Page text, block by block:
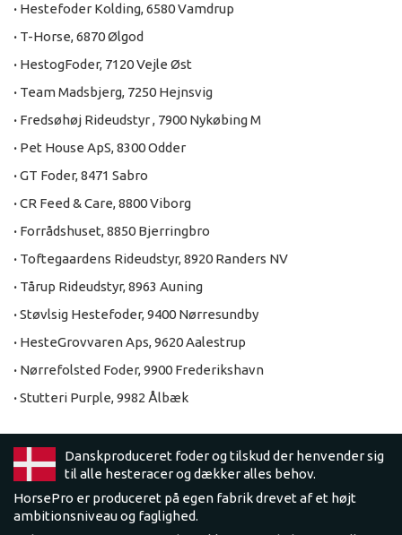
· Hestefoder Kolding, 6580 Vamdrup
· T-Horse, 6870 Ølgod
· HestogFoder, 7120 Vejle Øst
· Team Madsbjerg, 7250 Hejnsvig
· Fredsøhøj Rideudstyr , 7900 Nykøbing M
· Pet House ApS, 8300 Odder
·GT Foder, 8471 Sabro
·CR Feed & Care, 8800 Viborg
· Forrådshuset, 8850 Bjerringbro
· Toftegaardens Rideudstyr, 8920 Randers NV
· Tårup Rideudstyr, 8963 Auning
·Støvlsig Hestefoder, 9400 Nørresundby
· HesteGrovvaren Aps, 9620 Aalestrup
· Nørrefolsted Foder, 9900 Frederikshavn
·Stutteri Purple, 9982 Ålbæk
Danskproduceret foder og tilskud der henvender sig
til alle hesteracer og dækker alles behov.
HorsePro er produceret på egen fabrik drevet af et højt
ambitionsniveau og faglighed.